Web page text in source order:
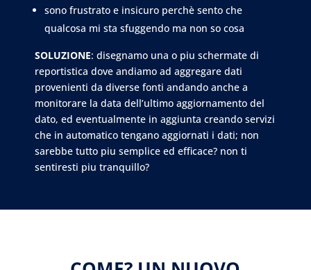
sono frustrato e insicuro perchè sento che
qualcosa mi sta sfuggendo ma non so cosa
SOLUZIONE: disegnamo una o piu schermate di
reportistica dove andiamo ad aggregare dati
provenienti da diverse fonti andando anche a
monitorare la data dell’ultimo aggiornamento del
dato, ed eventualmente in aggiunta creando servizi
che in automatico tengano aggiornati i dati; non
sarebbe tutto piu semplice ed efficace? non ti
sentiresti piu tranquillo?